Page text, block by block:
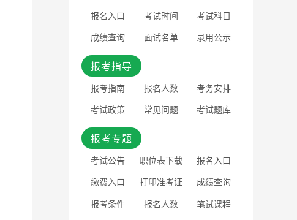
报名入口 考试时间 考试科目
成绩查询 面试名单 录用公示
报考指导
报考指南 报名人数 考务安排
考试政策 常见问题 考试题库
报考专题
考试公告 职位表下载 报名入口
缴费入口 打印准考证 成绩查询
报考条件 报名人数 笔试课程